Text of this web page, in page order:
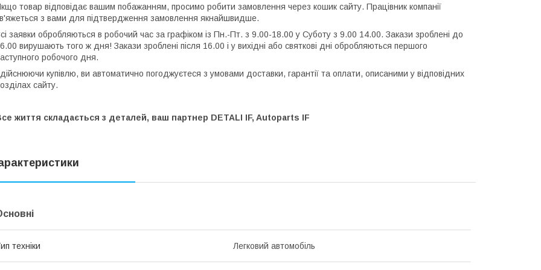
товар відповідає вашим побажанням, просимо робити замовлення через кошик сайту. Працівник компанії
з вами для підтвердження замовлення якнайшвидше.
заявки обробляються в робочий час за графіком із Пн.-Пт. з 9.00-18.00 у Суботу з 9.00 14.00. Закази зроблені до
вирушають того ж дня! Закази зроблені після 16.00 і у вихідні або святкові дні обробляються першого
робочого дня.
купівлю, ви автоматично погоджуєтеся з умовами доставки, гарантії та оплати, описаними у відповідних
сайту.
життя складається з деталей, ваш партнер DETALI IF, Autoparts IF
техніки Легковий автомобіль